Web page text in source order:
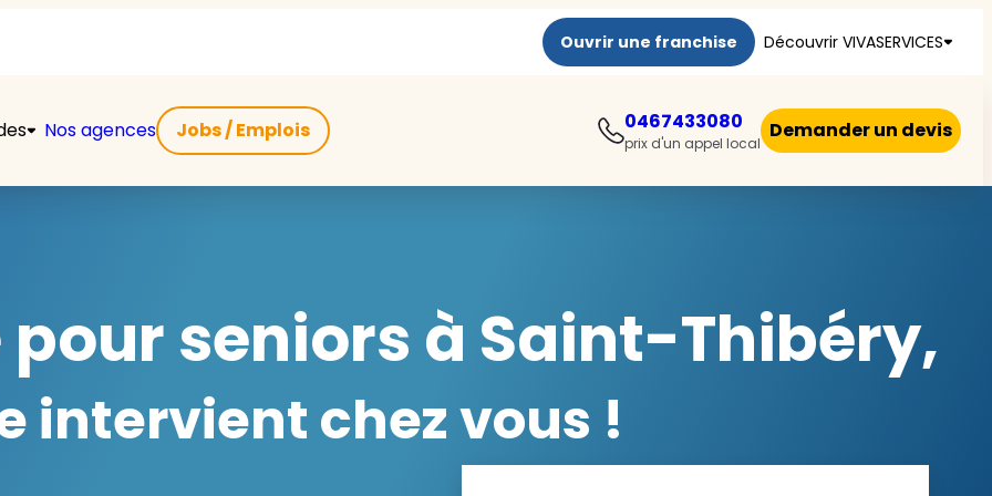
Ouvrir une franchise Découvrir VIVASERVICES
Nos agences Jobs / Emplois 0467433080
prix d'un appel local
Demander un devis
seniors à Saint-Thibéry,
intervient chez vous !